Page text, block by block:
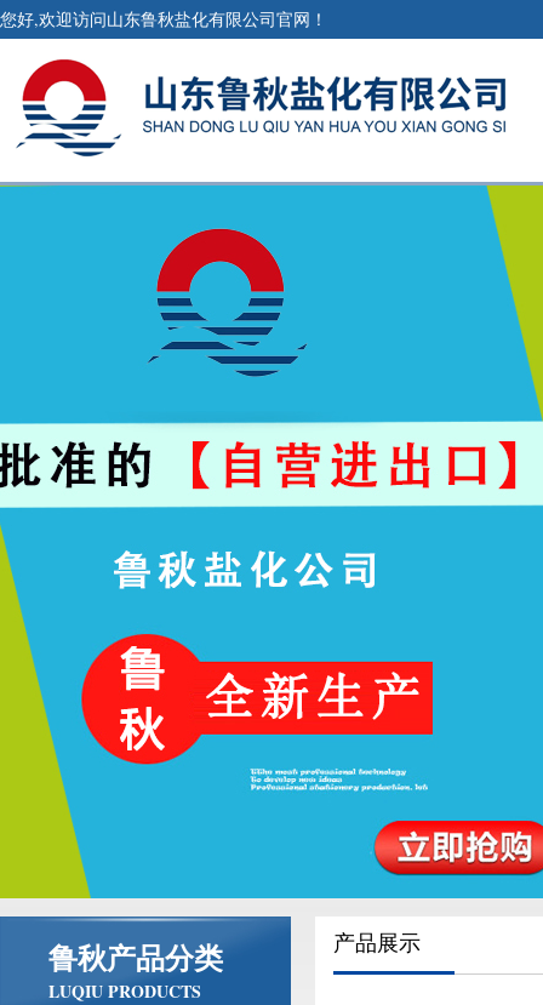
您好,欢迎访问山东鲁秋盐化有限公司官网！
鲁秋产品分类
LUQIU PRODUCTS
产品展示